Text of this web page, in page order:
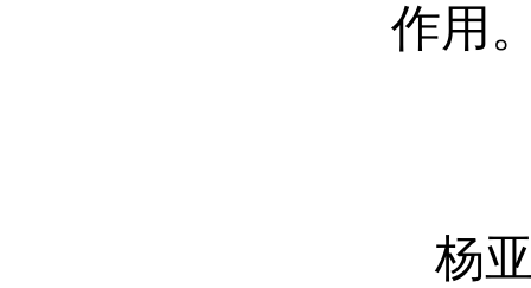
作用
杨